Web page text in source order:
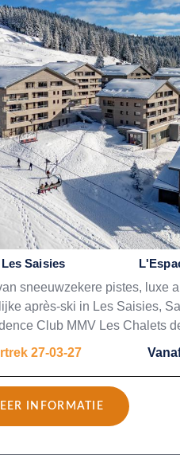
Les Saisies
sneeuwzekere pistes, luxe
après-ski in Les Saisies,
Club MMV Les Chalets
27-03-27
INFORMATIE